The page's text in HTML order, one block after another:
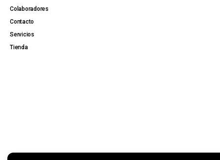
Colaboradores
Contacto
Servicios
Tienda